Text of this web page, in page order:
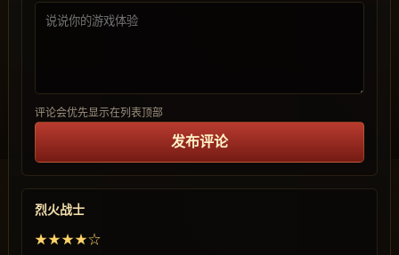
评论会优先显示在列表顶部
发布评论
烈火战士
★★★★☆